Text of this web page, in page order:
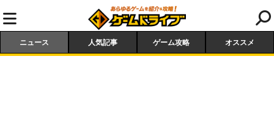
ニュース 人気記事 ゲーム攻略 オススメ